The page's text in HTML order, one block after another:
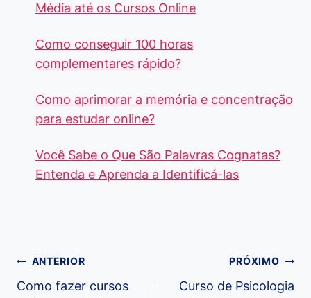
Média até os Cursos Online
Como conseguir 100 horas
complementares rápido?
Como aprimorar a memória e concentração
para estudar online?
Você Sabe o Que São Palavras Cognatas?
Entenda e Aprenda a Identificá-las
Navegação
de
ANTERIOR
Como fazer cursos
PRÓXIMO
Curso de Psicologia